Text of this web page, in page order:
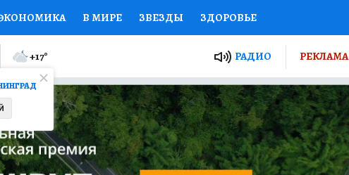
В МИРЕ ЗВЕЗДЫ ЗДОРОВЬЕ
НАЦИОНАЛЬНЫЕ ПРОЕКТЫ РОССИИ
Я ЗНАЮ СЕМЬЯ ЖЕНСКИЕ СЕКРЕТЫ ПУТЕВОДИТЕЛЬ
СПЕЦПРОЕКТЫ ДЕФИЦИТ ЖЕЛЕЗА ТУРИЗМ
КОНКУРСЫ РАБОТА У НАС ГИД ПОТРЕБИТЕЛЯ ВСЕ О КП
+17° РАДИО РЕКЛАМА